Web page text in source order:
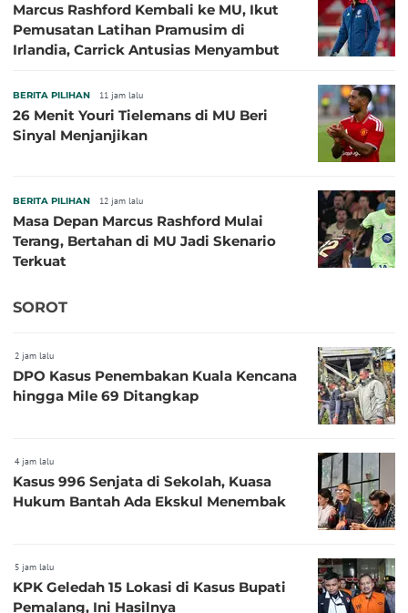
Marcus Rashford Kembali ke MU, Ikut
Pemusatan Latihan Pramusim di
Irlandia, Carrick Antusias Menyambut
BERITA PILIHAN 11 jam lalu
26 Menit Youri Tielemans di MU Beri
Sinyal Menjanjikan
BERITA PILIHAN 12 jam lalu
Masa Depan Marcus Rashford Mulai
Terang, Bertahan di MU Jadi Skenario
Terkuat
SOROT
2 jam lalu
DPO Kasus Penembakan Kuala Kencana
hingga Mile 69 Ditangkap
4 jam lalu
Kasus 996 Senjata di Sekolah, Kuasa
Hukum Bantah Ada Ekskul Menembak
5 jam lalu
KPK Geledah 15 Lokasi di Kasus Bupati
Pemalang, Ini Hasilnya